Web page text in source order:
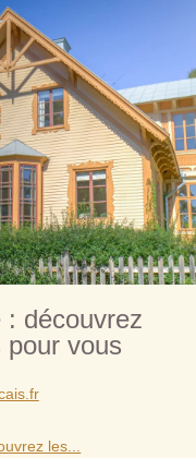
: découvrez
pour vous
les...